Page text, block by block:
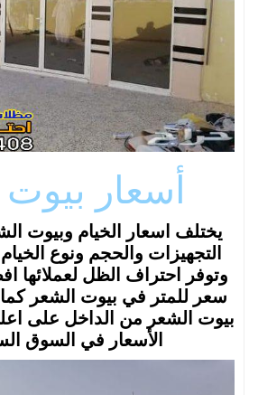
أسعار
يختلف اسعار الخيام وبيوت
التجهيزات والحجم ونوع
وتوفر احتراف الظل لعملائها
سعر للمتر في بيوت الشعر كما
بيوت الشعر من الداخل على
الأسعار في السوق